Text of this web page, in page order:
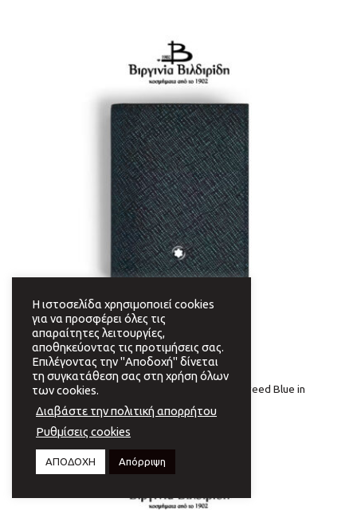
ΑΞΕΣΟΥΑΡ
MONTBLANC. Πορτοφόλι. Card Holder 4cc. Tweed Blue in
300,00
Η ιστοσελίδα χρησιμοποιεί cookies
για να προσφέρει όλες τις
απαραίτητες λειτουργίες,
αποθηκεύοντας τις προτιμήσεις σας.
Επιλέγοντας την "Αποδοχή" δίνεται
τη συγκατάθεση σας στη χρήση όλων
των cookies.
Διαβάστε την πολιτική απορρήτου
Ρυθμίσεις cookies
ΑΠΟΔΟΧΗ Απόρριψη